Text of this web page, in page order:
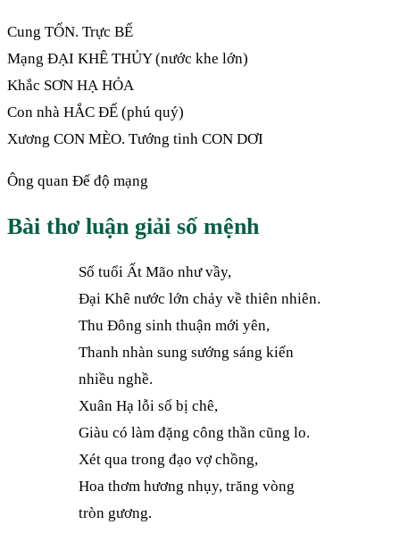
Cung TỐN. Trực BẾ
Mạng ĐẠI KHÊ THỦY (nước khe lớn)
Khắc SƠN HẠ HỎA
Con nhà HẮC ĐẾ (phú quý)
Xương CON MÈO. Tướng tinh CON DƠI
Ông quan Đế độ mạng
Bài thơ luận giải số mệnh
Số tuổi Ất Mão như vầy,
Đại Khê nước lớn chảy về thiên nhiên.
Thu Đông sinh thuận mới yên,
Thanh nhàn sung sướng sáng kiến
nhiều nghề.
Xuân Hạ lỗi số bị chê,
Giàu có làm đặng công thần cũng lo.
Xét qua trong đạo vợ chồng,
Hoa thơm hương nhụy, trăng vòng
tròn gương.